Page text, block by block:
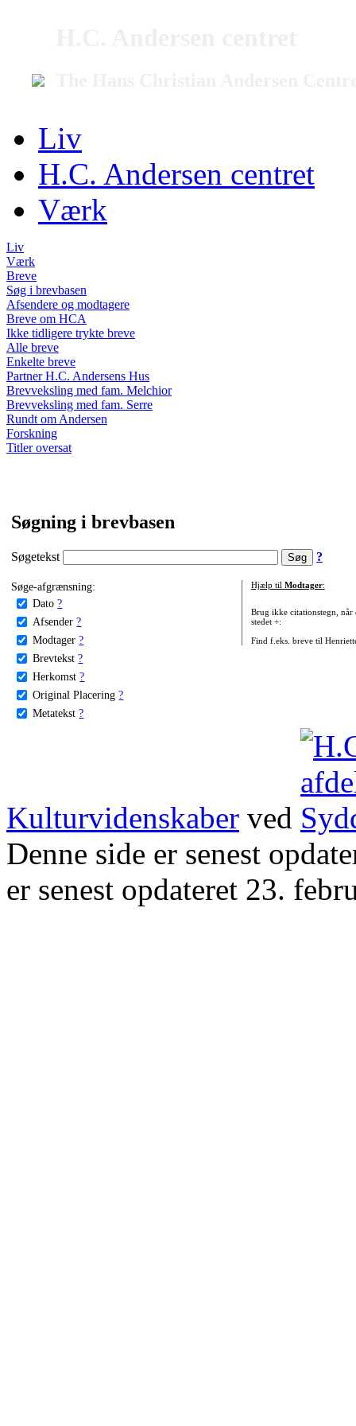
Liv
H.C. Andersen centret
Værk
Liv
Værk
Breve
Søg i brevbasen
Afsendere og modtagere
Breve om HCA
Ikke tidligere trykte breve
Alle breve
Enkelte breve
Partner H.C. Andersens Hus
Brevveksling med fam. Melchior
Brevveksling med fam. Serre
Rundt om Andersen
Forskning
Titler oversat
Søgning i brevbasen
Søgetekst ?
Søge-afgrænsning:
Dato ?
Afsender ?
Modtager ?
Brevtekst ?
Herkomst ?
Original Placering ?
Metatekst ?
Hjælp til Modtager:
Brug ikke citationstegn, når
stedet +:
Find f.eks. breve til
Kulturvidenskaber ved
Denne side er senest
er senest opdateret 23.